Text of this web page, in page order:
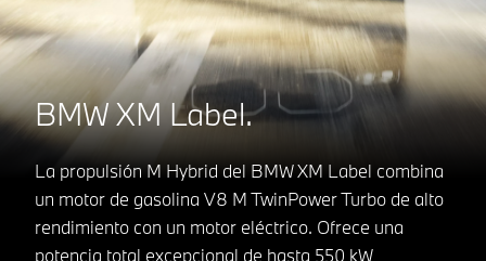
BMW XM Label.
La propulsión M Hybrid del BMW XM Label combina
un motor de gasolina V8 M TwinPower Turbo de alto
rendimiento con un motor eléctrico. Ofrece una
potencia total excepcional de hasta 550 kW